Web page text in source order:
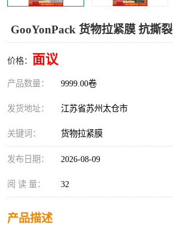
GooYonPack 货物拉紧膜 抗撕裂
价格： 面议
产品数量： 9999.00卷
发货地址： 江苏省苏州太仓市
关键词： 货物拉紧膜
发布日期： 2026-08-09
阅 读 量： 32
产品描述